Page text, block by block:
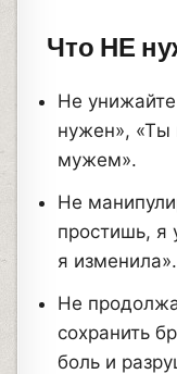
Что НЕ
Не
нужен», «Ты
мужем».
Не
простишь, я
я изменила».
Не
сохранить
боль и